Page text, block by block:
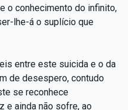
o conhecimento do infinito,
lhe-á o suplício que
entre este suicida e o da
de desespero, contudo
se reconhece
e ainda não sofre, ao